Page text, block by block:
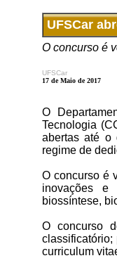
UFSCar
O concurso é
UFSCar
17 de Maio de 2017
O
Tecnologia
abertas até o
regime de
O concurso é
inovações e
biossíntese,
O concurso
curriculum